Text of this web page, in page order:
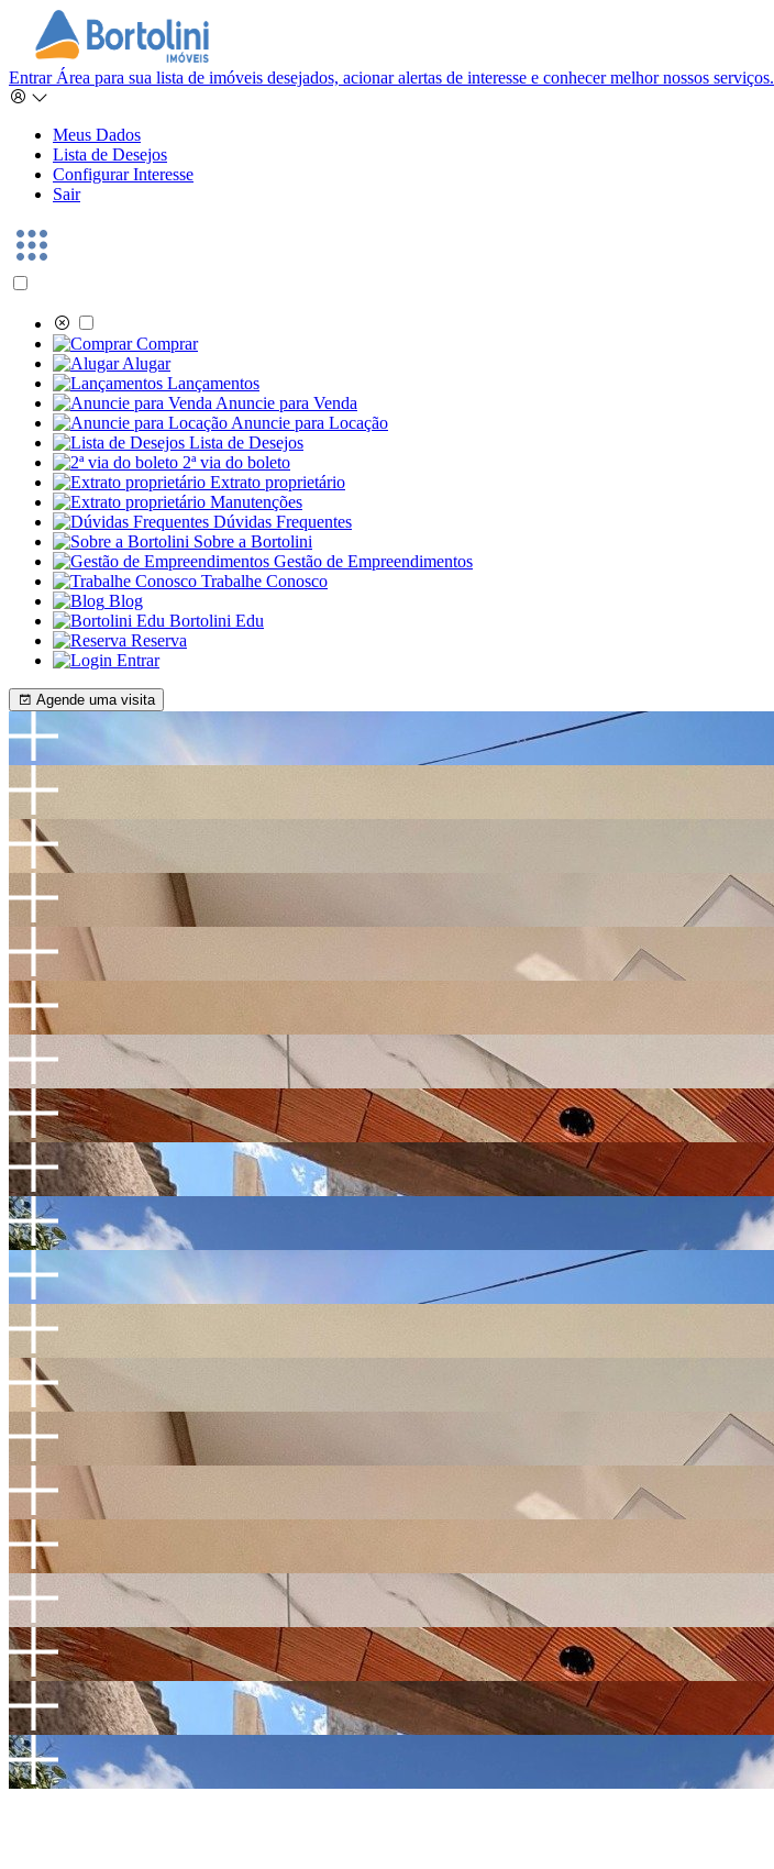
Entrar Área para sua lista de imóveis desejados, acionar alertas de interesse e conhecer melhor nossos serviços.
Meus Dados
Lista de Desejos
Configurar Interesse
Sair
Comprar
Alugar
Lançamentos
Anuncie para Venda
Anuncie para Locação
Lista de Desejos
2ª via do boleto
Extrato proprietário
Manutenções
Dúvidas Frequentes
Sobre a Bortolini
Gestão de Empreendimentos
Trabalhe Conosco
Blog
Bortolini Edu
Reserva
Entrar
Agende uma visita